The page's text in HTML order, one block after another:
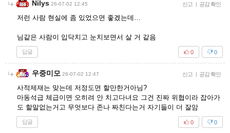
Nilys 26-07-02 12:45 신고 | 공감 확인
저런 사람 현실에 좀 있었으면 좋겠는데…
님같은 사람이 입닥치고 눈치보면서 살 거 같음
답글 0
0
우중미모 26-07-02 12:47 신고 | 공감 확인
사적제재는 맞는데 저정도면 할만한거아님?
마동석급 체급이면 오히려 안 치고다녀요 그건 진짜 위협이라 잡아가
도 할말없는거고 무엇보다 존나 짜친다는거 자기들이 더 잘암
답글 0
0